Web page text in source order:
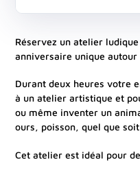
produit
à
votre
panier
Réservez un atelier
anniversaire unique autour
Durant deux heures votre
à un atelier artistique et
ou même inventer un
ours, poisson, quel que
Cet atelier est idéal pour